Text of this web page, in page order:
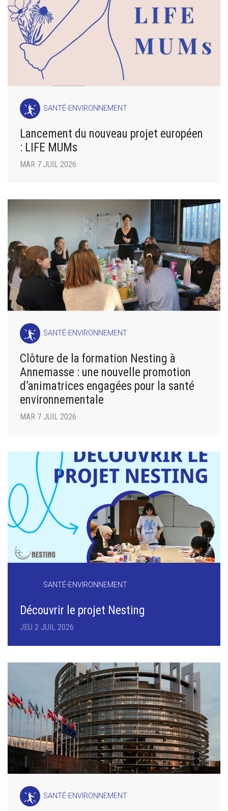
SANTÉ-ENVIRONNEMENT
Lancement du nouveau projet européen
: LIFE MUMs
MAR 7 JUIL 2026
SANTÉ-ENVIRONNEMENT
Clôture de la formation Nesting à
Annemasse : une nouvelle promotion
d’animatrices engagées pour la santé
environnementale
MAR 7 JUIL 2026
SANTÉ-ENVIRONNEMENT
Découvrir le projet Nesting
JEU 2 JUIL 2026
SANTÉ-ENVIRONNEMENT